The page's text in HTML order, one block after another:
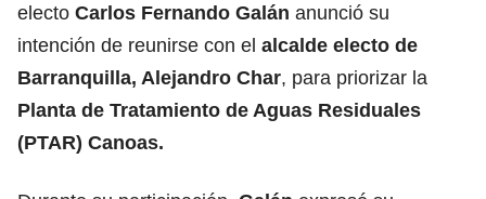
electo Carlos Fernando Galán anunció su
intención de reunirse con el alcalde electo de
Barranquilla, Alejandro Char, para priorizar la
Planta de Tratamiento de Aguas Residuales
(PTAR) Canoas.